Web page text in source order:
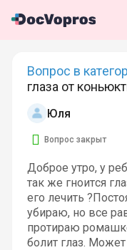
Вопрос в
глаза от
Юля
Вопрос закрыт
Доброе утро, у
так же гноится
его лечить
убираю, но все
протираю
болит глаз.